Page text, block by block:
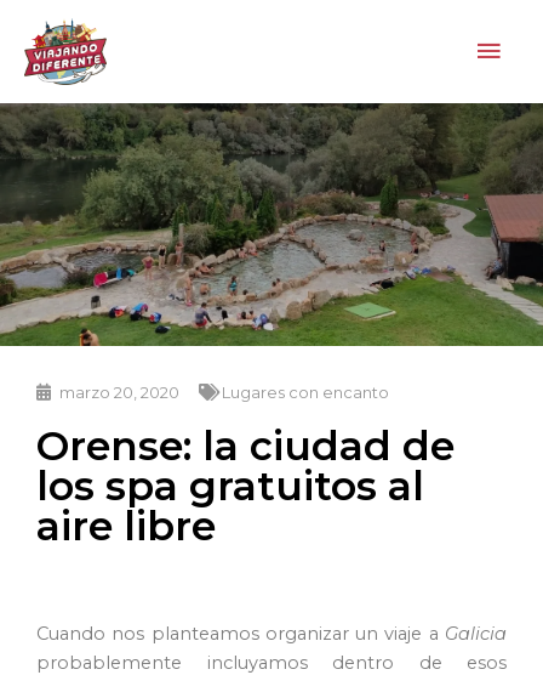
contenido
marzo 20, 2020 Lugares con encanto
Orense: la ciudad de
los spa gratuitos al
aire libre
Cuando nos planteamos organizar un viaje a Galicia
probablemente incluyamos dentro de esos